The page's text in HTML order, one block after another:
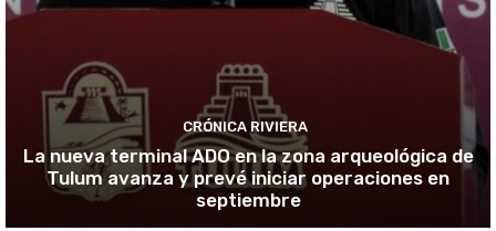
CRÓNICA RIVIERA
La nueva terminal ADO en la zona arqueológica de
Tulum avanza y prevé iniciar operaciones en
septiembre